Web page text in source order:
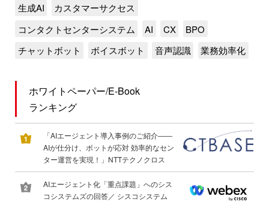
生成AI
カスタマーサクセス
コンタクトセンターシステム
AI CX
BPO
チャットボット
ボイスボット 音声認識 業務効率化
ホワイトペーパー/E-Book
ランキング
「AIエージェント導入事例のご紹介――
AIが仕分け、ボットが応対 効率的なセン
ター運営を実現！」NTTテクノクロス
AIエージェント化「重点課題」へのシス
コシステムズの回答／ シスコシステム